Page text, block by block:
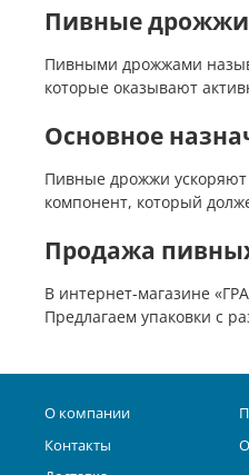
Пивные дрожжи
Пивными дрожжами
которые оказывают
Основное
Пивные дрожжи ускоряют
компонент, который
Продажа
В интернет-магазине
Предлагаем упаковки с
О компании
Контакты